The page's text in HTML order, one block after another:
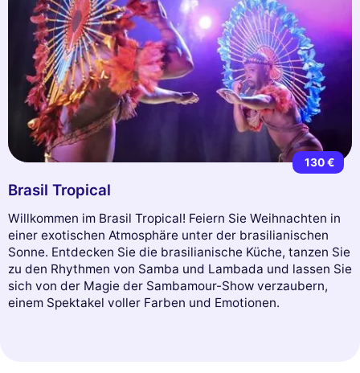
130 €
Brasil Tropical
Willkommen im Brasil Tropical! Feiern Sie Weihnachten in
einer exotischen Atmosphäre unter der brasilianischen
Sonne. Entdecken Sie die brasilianische Küche, tanzen Sie
zu den Rhythmen von Samba und Lambada und lassen Sie
sich von der Magie der Sambamour-Show verzaubern,
einem Spektakel voller Farben und Emotionen.